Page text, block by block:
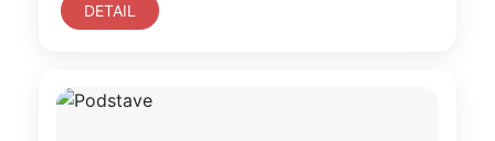
DETAIL